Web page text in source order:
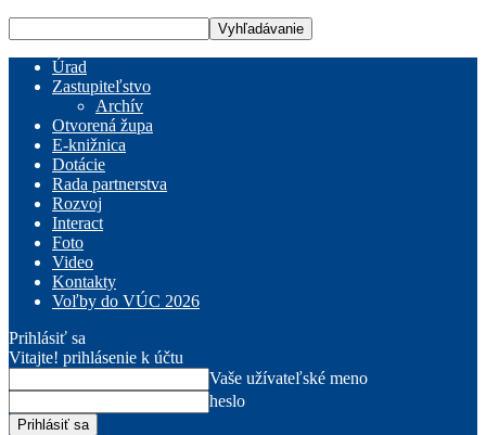
Úrad
Zastupiteľstvo
Archív
Otvorená župa
E-knižnica
Dotácie
Rada partnerstva
Rozvoj
Interact
Foto
Video
Kontakty
Voľby do VÚC 2026
Prihlásiť sa
Vitajte! prihlásenie k účtu
Vaše užívateľské meno
heslo